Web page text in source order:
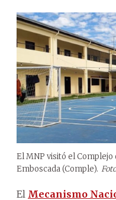
El MNP visitó el Complejo
Emboscada (Comple).
El Mecanismo